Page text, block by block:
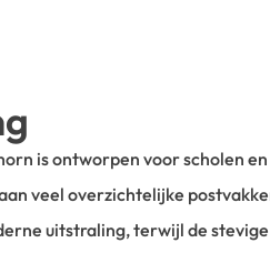
is ontworpen voor scholen en
veel overzichtelijke
uitstraling, terwijl de stevige